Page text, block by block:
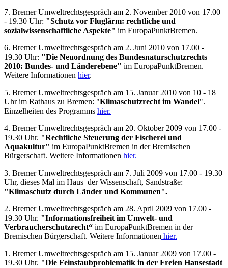
7. Bremer Umweltrechtsgespräch am 2. November 2010 von 17.00
- 19.30 Uhr: "Schutz vor Fluglärm: rechtliche und
sozialwissenschaftliche Aspekte" im EuropaPunktBremen.
6. Bremer Umweltrechtsgespräch am 2. Juni 2010 von 17.00 -
19.30 Uhr: "Die Neuordnung des Bundesnaturschutzrechts
2010: Bundes- und Länderebene" im EuropaPunktBremen.
Weitere Informationen hier.
5. Bremer Umweltrechtsgespräch am 15. Januar 2010 von 10 - 18
Uhr im Rathaus zu Bremen: "Klimaschutzrecht im Wandel".
Einzelheiten des Programms hier.
4. Bremer Umweltrechtsgespräch am 20. Oktober 2009 von 17.00 -
19.30 Uhr. "Rechtliche Steuerung der Fischerei und
Aquakultur" im EuropaPunktBremen in der Bremischen
Bürgerschaft. Weitere Informationen hier.
3. Bremer Umweltrechtsgespräch am 7. Juli 2009 von 17.00 - 19.30
Uhr, dieses Mal im Haus der Wissenschaft, Sandstraße:
"Klimaschutz durch Länder und Kommunen".
2. Bremer Umweltrechtsgespräch am 28. April 2009 von 17.00 -
19.30 Uhr. "Informationsfreiheit im Umwelt- und
Verbraucherschutzrecht“ im EuropaPunktBremen in der
Bremischen Bürgerschaft. Weitere Informationen hier.
1. Bremer Umweltrechtsgespräch am 15. Januar 2009 von 17.00 -
19.30 Uhr. "Die Feinstaubproblematik in der Freien Hansestadt